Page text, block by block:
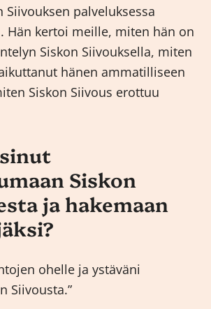
Siivouksen palveluksessa
Hän kertoi meille, miten hän on
Siskon Siivouksella, miten
hänen ammatilliseen
Siskon Siivous erottuu
Siskon
ja hakemaan
ohelle ja ystäväni
Siivousta.”